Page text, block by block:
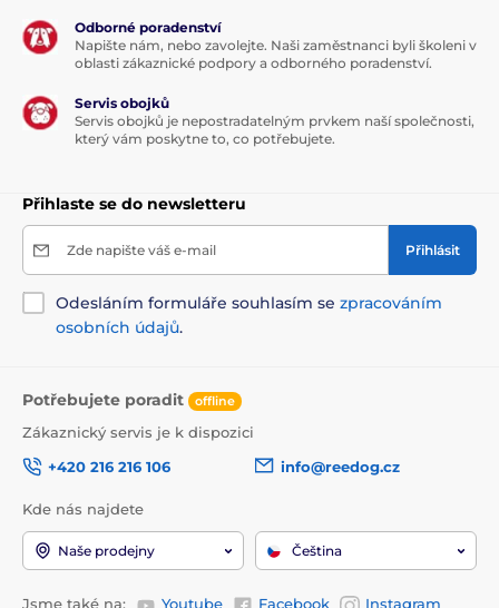
Odborné poradenství
Napište nám, nebo zavolejte. Naši zaměstnanci byli školeni v
oblasti zákaznické podpory a odborného poradenství.
Servis obojků
Servis obojků je nepostradatelným prvkem naší společnosti,
který vám poskytne to, co potřebujete.
Přihlaste se do newsletteru
Zde napište váš e-mail Přihlásit
Odesláním formuláře souhlasím se zpracováním
osobních údajů.
Potřebujete poradit offline
Zákaznický servis je k dispozici
+420 216 216 106
info@reedog.cz
Kde nás najdete
Naše prodejny Čeština
Jsme také na: Youtube Facebook Instagram